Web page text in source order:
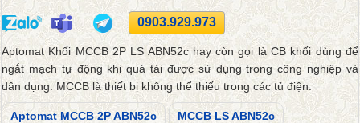
0903.929.973
Aptomat Khối MCCB 2P LS ABN52c hay còn gọi là CB khối dùng để
ngắt mạch tự động khi quá tải được sử dụng trong công nghiệp và
dân dụng. MCCB là thiết bị không thể thiếu trong các tủ điện.
Aptomat MCCB 2P ABN52c MCCB LS ABN52c